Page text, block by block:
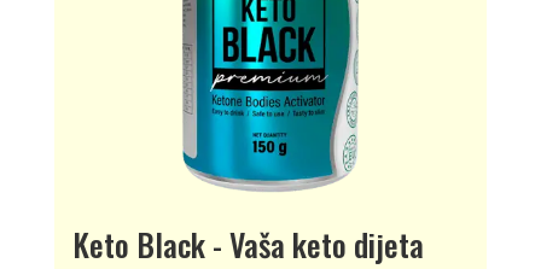
Keto Black - Vaša keto dijeta